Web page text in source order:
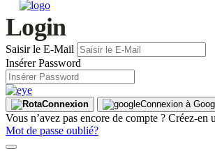
Login
Saisir le E-Mail
Insérer Password
Connexion Connexion à
Vous n’avez pas encore de compte ? Créez-en
Mot de passe oublié?